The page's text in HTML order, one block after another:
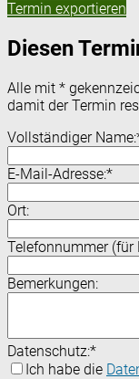
Termin exportieren
Diesen
Alle mit *
damit der Termin
Vollständiger Name:
E-Mail-Adresse:*
Ort:
Telefonnummer (für
Bemerkungen:
Datenschutz:*
Ich habe die